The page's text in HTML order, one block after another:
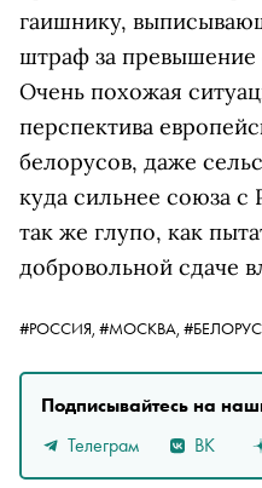
гаишнику,
штраф за превышение
Очень похожая
перспектива
белорусов, даже
куда сильнее союза с
так же глупо, как
добровольной сдаче
#РОССИЯ, #МОСКВА,
Подписывайтесь на
Телеграм
ВК